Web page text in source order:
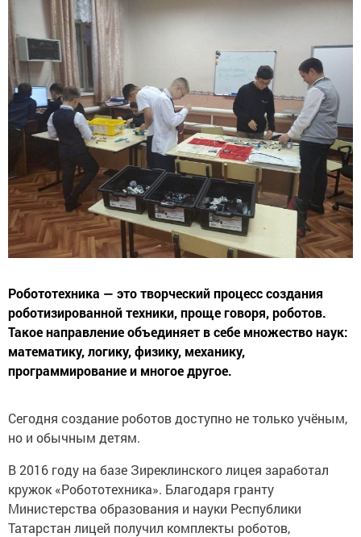
Робототехника — это творческий процесс создания
роботизированной техники, проще говоря, роботов.
Такое направление объединяет в себе множество наук:
математику, логику, физику, механику,
программирование и многое другое.
Сегодня создание роботов доступно не только учёным,
но и обычным детям.
В 2016 году на базе Зиреклинского лицея заработал
кружок «Робототехника». Благодаря гранту
Министерства образования и науки Республики
Татарстан лицей получил комплекты роботов,